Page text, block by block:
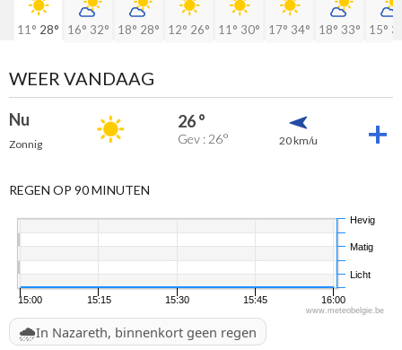
11° 28° 16° 32° 18° 28° 12° 26° 11° 30° 17° 34° 18° 33° 15°
WEER VANDAAG
Nu
Zonnig
26 °
Gev : 26° 20 km/u
REGEN OP 90 MINUTEN
15:00 15:15 15:30 15:45 16:00
Licht
Matig
Hevig
www.meteobelgie.be
🌧️In Nazareth, binnenkort geen regen